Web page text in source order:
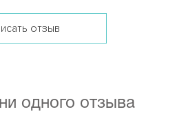
отзыв
одного отзыва